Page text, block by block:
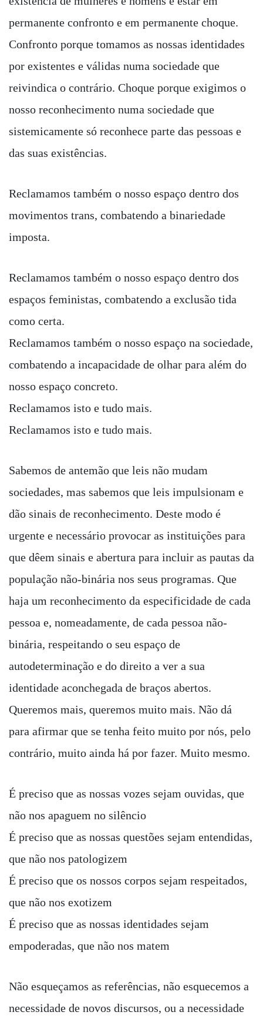
permanente confronto e em permanente choque.
Confronto porque tomamos as nossas identidades
por existentes e válidas numa sociedade que
reivindica o contrário. Choque porque exigimos o
nosso reconhecimento numa sociedade que
sistemicamente só reconhece parte das pessoas e
das suas existências.
Reclamamos também o nosso espaço dentro dos
movimentos trans, combatendo a binariedade
imposta.
Reclamamos também o nosso espaço dentro dos
espaços feministas, combatendo a exclusão tida
como certa.
Reclamamos também o nosso espaço na sociedade,
combatendo a incapacidade de olhar para além do
nosso espaço concreto.
Reclamamos isto e tudo mais.
Reclamamos isto e tudo mais.
Sabemos de antemão que leis não mudam
sociedades, mas sabemos que leis impulsionam e
dão sinais de reconhecimento. Deste modo é
urgente e necessário provocar as instituições para
que dêem sinais e abertura para incluir as pautas da
população não-binária nos seus programas. Que
haja um reconhecimento da especificidade de cada
pessoa e, nomeadamente, de cada pessoa não-
binária, respeitando o seu espaço de
autodeterminação e do direito a ver a sua
identidade aconchegada de braços abertos.
Queremos mais, queremos muito mais. Não dá
para afirmar que se tenha feito muito por nós, pelo
contrário, muito ainda há por fazer. Muito mesmo.
É preciso que as nossas vozes sejam ouvidas, que
não nos apaguem no silêncio
É preciso que as nossas questões sejam entendidas,
que não nos patologizem
É preciso que os nossos corpos sejam respeitados,
que não nos exotizem
É preciso que as nossas identidades sejam
empoderadas, que não nos matem
Não esqueçamos as referências, não esquecemos a
necessidade de novos discursos, ou a necessidade